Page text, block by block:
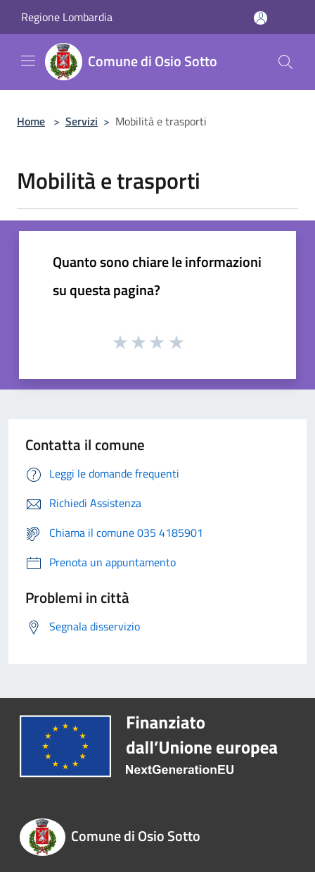
Regione Lombardia
Comune di Osio Sotto
Home > Servizi > Mobilità e trasporti
Mobilità e trasporti
Quanto sono chiare le informazioni
su questa pagina?
Contatta il comune
Leggi le domande frequenti
Richiedi Assistenza
Chiama il comune 035 4185901
Prenota un appuntamento
Problemi in città
Segnala disservizio
Comune di Osio Sotto